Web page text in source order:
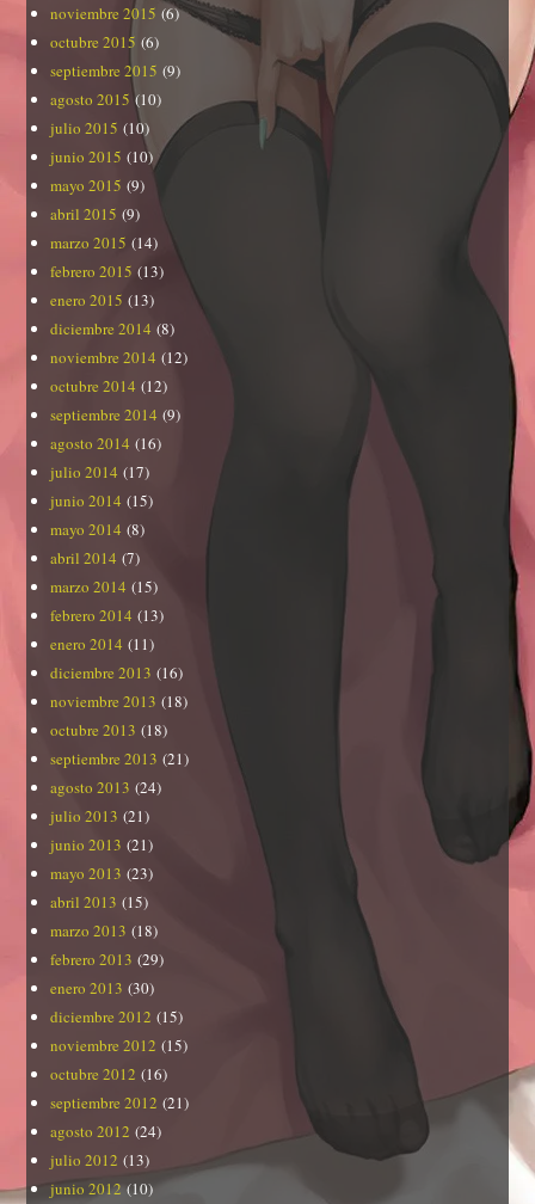
noviembre 2015 (6)
octubre 2015 (6)
septiembre 2015 (9)
agosto 2015 (10)
julio 2015 (10)
junio 2015 (10)
mayo 2015 (9)
abril 2015 (9)
marzo 2015 (14)
febrero 2015 (13)
enero 2015 (13)
diciembre 2014 (8)
noviembre 2014 (12)
octubre 2014 (12)
septiembre 2014 (9)
agosto 2014 (16)
julio 2014 (17)
junio 2014 (15)
mayo 2014 (8)
abril 2014 (7)
marzo 2014 (15)
febrero 2014 (13)
enero 2014 (11)
diciembre 2013 (16)
noviembre 2013 (18)
octubre 2013 (18)
septiembre 2013 (21)
agosto 2013 (24)
julio 2013 (21)
junio 2013 (21)
mayo 2013 (23)
abril 2013 (15)
marzo 2013 (18)
febrero 2013 (29)
enero 2013 (30)
diciembre 2012 (15)
noviembre 2012 (15)
octubre 2012 (16)
septiembre 2012 (21)
agosto 2012 (24)
julio 2012 (13)
junio 2012(10)